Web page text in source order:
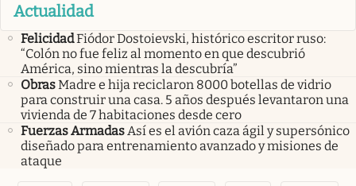
Actualidad
FelicidadFiódor Dostoievski, histórico escritor ruso:
“Colón no fue feliz al momento en que descubrió
América, sino mientras la descubría”
ObrasMadre e hija reciclaron 8000 botellas de vidrio
para construir una casa. 5 años después levantaron una
vivienda de 7 habitaciones desde cero
Fuerzas ArmadasAsí es el avión caza ágil y supersónico
diseñado para entrenamiento avanzado y misiones de
ataque